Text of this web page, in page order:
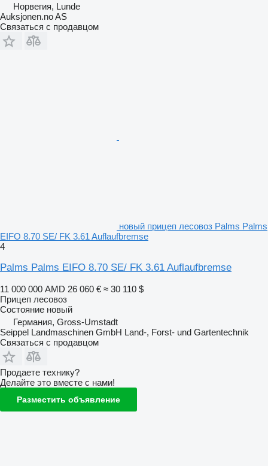
Норвегия, Lunde
Auksjonen.no AS
Связаться с продавцом
новый прицеп лесовоз Palms Palms
EIFO 8.70 SE/ FK 3.61 Auflaufbremse
4
Palms Palms EIFO 8.70 SE/ FK 3.61 Auflaufbremse
11 000 000 AMD 26 060 € ≈ 30 110 $
Прицеп лесовоз
Состояние новый
Германия, Gross-Umstadt
Seippel Landmaschinen GmbH Land-, Forst- und Gartentechnik
Связаться с продавцом
Продаете технику?
Делайте это вместе с нами!
Разместить объявление